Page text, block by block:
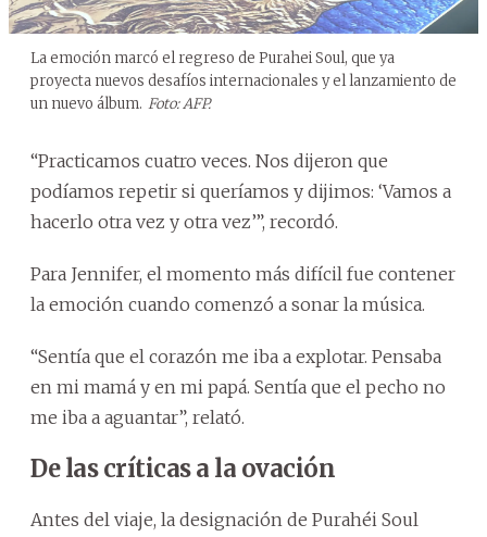
La emoción marcó el regreso de Purahei Soul, que ya
proyecta nuevos desafíos internacionales y el lanzamiento de
un nuevo álbum. Foto: AFP.
“Practicamos cuatro veces. Nos dijeron que
podíamos repetir si queríamos y dijimos: ‘Vamos a
hacerlo otra vez y otra vez’”, recordó.
Para Jennifer, el momento más difícil fue contener
la emoción cuando comenzó a sonar la música.
“Sentía que el corazón me iba a explotar. Pensaba
en mi mamá y en mi papá. Sentía que el pecho no
me iba a aguantar”, relató.
De las críticas a la ovación
Antes del viaje, la designación de Purahéi Soul